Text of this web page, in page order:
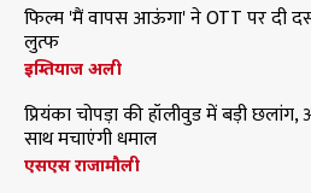
फिल्म 'मैं वापस आऊंगा' ने OTT पर दी
लुत्फ
इम्तियाज अली
प्रियंका चोपड़ा की हॉलीवुड में बड़ी
साथ मचाएंगी धमाल
एसएस राजामौली